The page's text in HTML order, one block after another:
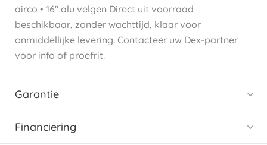
airco • 16" alu velgen Direct uit voorraad
beschikbaar, zonder wachttijd, klaar voor
onmiddellijke levering. Contacteer uw Dex-partner
voor info of proefrit.
Garantie
Financiering